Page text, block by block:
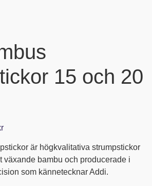
15 och 20
är högkvalitativa strumpstickor
växande bambu och producerade i
som kännetecknar Addi.